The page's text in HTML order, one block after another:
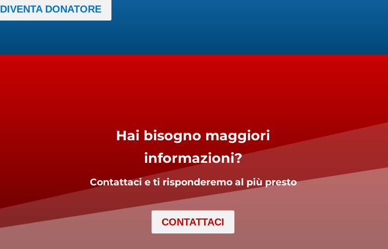
DIVENTA DONATORE
Hai bisogno maggiori
informazioni?
Contattaci e ti risponderemo al più presto
CONTATTACI